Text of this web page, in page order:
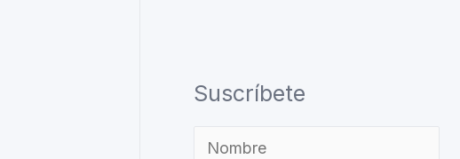
Suscríbete